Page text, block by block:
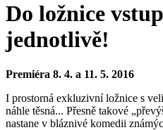
Do ložnice
jednotlivě!
Premiéra 8. 4. a 11. 5. 2016
I prostorná exkluzivní ložnice s
náhle těsná... Přesně takové
nastane v bláznivé komedii